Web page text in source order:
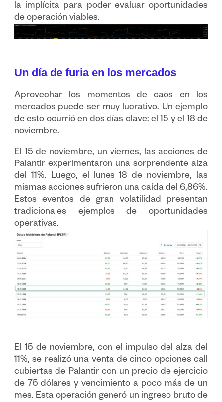
la implícita para poder evaluar oportunidades
de operación viables.
Un día de furia en los mercados
Aprovechar los momentos de caos en los
mercados puede ser muy lucrativo. Un ejemplo
de esto ocurrió en dos días clave: el 15 y el 18 de
noviembre.
El 15 de noviembre, un viernes, las acciones de
Palantir experimentaron una sorprendente alza
del 11%. Luego, el lunes 18 de noviembre, las
mismas acciones sufrieron una caída del 6,86%.
Estos eventos de gran volatilidad presentan
tradicionales ejemplos de oportunidades
operativas.
El 15 de noviembre, con el impulso del alza del
11%, se realizó una venta de cinco opciones call
cubiertas de Palantir con un precio de ejercicio
de 75 dólares y vencimiento a poco más de un
mes. Esta operación generó un ingreso bruto de